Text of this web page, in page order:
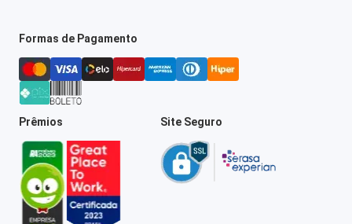
Formas de Pagamento
Prêmios Site Seguro